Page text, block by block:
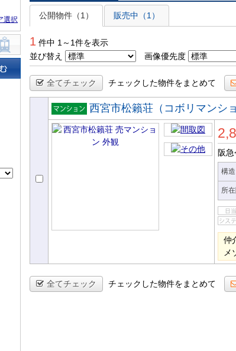
選択
一覧で表示
公開物件（1）
販売中（1）
1 件中 1～1件を表示
並び替え
画像優先度
全てチェック チェックした物件をまとめて
売マンシ
ョン
西宮市松籟荘（コボリマンシ
阪
構造
所
仲
全てチェック チェックした物件をまとめて